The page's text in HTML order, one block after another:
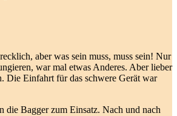
aber was sein muss, muss sein! Nur
war mal etwas Anderes. Aber lieber
Die Einfahrt für das schwere Gerät war
die Bagger zum Einsatz. Nach und nach